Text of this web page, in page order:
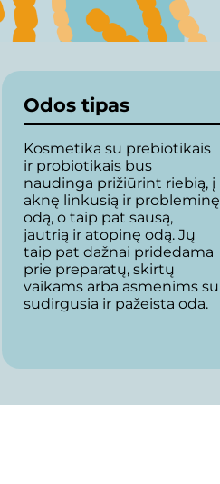
Odos tipas
Kosmetika su prebiotikais
ir probiotikais bus
naudinga prižiūrint riebią, į
aknę linkusią ir probleminę
odą, o taip pat sausą,
jautrią ir atopinę odą. Jų
taip pat dažnai pridedama
prie preparatų, skirtų
vaikams arba asmenims su
sudirgusia ir pažeista oda.